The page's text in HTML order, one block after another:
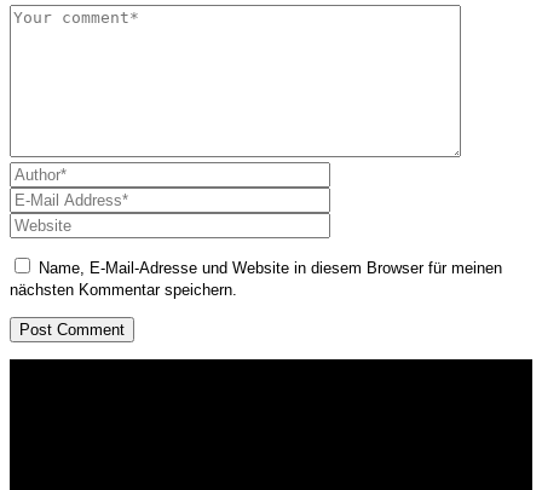
Name, E-Mail-Adresse und Website in diesem Browser für meinen
nächsten Kommentar speichern.